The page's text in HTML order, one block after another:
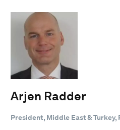
Arjen Radder
President, Middle East & Turkey,